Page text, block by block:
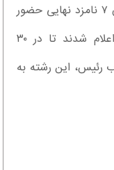
داوری‌لطف‌آبادی و محمد صانعی به‌عنوان ۷ نامزد نهایی حضور
در انتخابات فدراسیون دوچرخه‌سواری اعلام شدند تا در ۳۰
۱۷ ماه با انتخاب رئیس، این رشته به